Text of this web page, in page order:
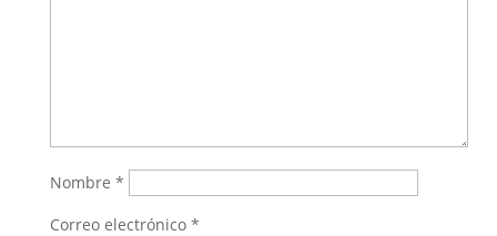
Nombre *
Correo electrónico *